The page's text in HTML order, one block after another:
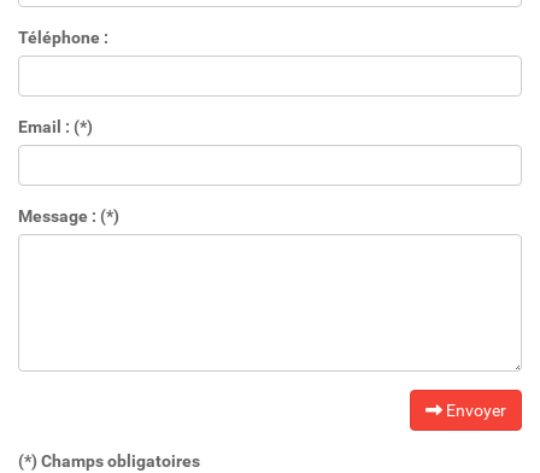
Téléphone :
Email : (*)
Message : (*)
Envoyer
(*) Champs obligatoires